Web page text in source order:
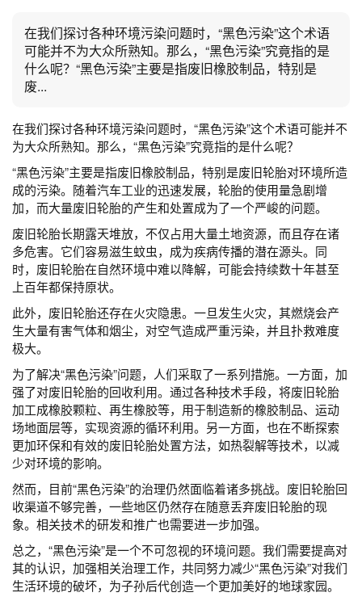
在我们探讨各种环境污染问题时，“黑色污染”这个术语
可能并不为大众所熟知。那么，“黑色污染”究竟指的是
什么呢？“黑色污染”主要是指废旧橡胶制品，特别是
废...
在我们探讨各种环境污染问题时，“黑色污染”这个术语可能并不
为大众所熟知。那么，“黑色污染”究竟指的是什么呢？
“黑色污染”主要是指废旧橡胶制品，特别是废旧轮胎对环境所造
成的污染。随着汽车工业的迅速发展，轮胎的使用量急剧增
加，而大量废旧轮胎的产生和处置成为了一个严峻的问题。
废旧轮胎长期露天堆放，不仅占用大量土地资源，而且存在诸
多危害。它们容易滋生蚊虫，成为疾病传播的潜在源头。同
时，废旧轮胎在自然环境中难以降解，可能会持续数十年甚至
上百年都保持原状。
此外，废旧轮胎还存在火灾隐患。一旦发生火灾，其燃烧会产
生大量有害气体和烟尘，对空气造成严重污染，并且扑救难度
极大。
为了解决“黑色污染”问题，人们采取了一系列措施。一方面，加
强了对废旧轮胎的回收利用。通过各种技术手段，将废旧轮胎
加工成橡胶颗粒、再生橡胶等，用于制造新的橡胶制品、运动
场地面层等，实现资源的循环利用。另一方面，也在不断探索
更加环保和有效的废旧轮胎处置方法，如热裂解等技术，以减
少对环境的影响。
然而，目前“黑色污染”的治理仍然面临着诸多挑战。废旧轮胎回
收渠道不够完善，一些地区仍然存在随意丢弃废旧轮胎的现
象。相关技术的研发和推广也需要进一步加强。
总之，“黑色污染”是一个不可忽视的环境问题。我们需要提高对
其的认识，加强相关治理工作，共同努力减少“黑色污染”对我们
生活环境的破坏，为子孙后代创造一个更加美好的地球家园。